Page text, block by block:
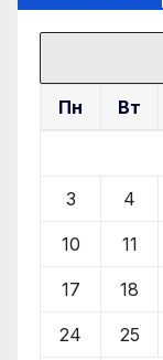
Пн Вт
3 4
10 11
17 18
24 25